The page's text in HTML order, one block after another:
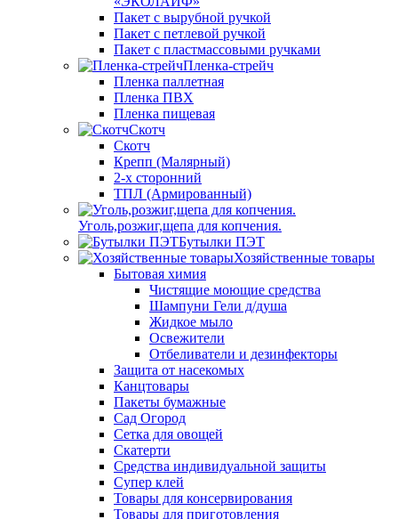
Пакет с вырубной ручкой
Пакет с петлевой ручкой
Пакет с пластмассовыми ручками
Пленка-стрейч
Пленка паллетная
Пленка ПВХ
Пленка пищевая
Скотч
Скотч
Крепп (Малярный)
2-х сторонний
ТПЛ (Армированный)
Уголь,розжиг,щепа для копчения.
Бутылки ПЭТ
Хозяйственные товары
Бытовая химия
Чистящие моющие средства
Шампуни Гели д/душа
Жидкое мыло
Освежители
Отбеливатели и дезинфекторы
Защита от насекомых
Канцтовары
Пакеты бумажные
Сад Огород
Сетка для овощей
Скатерти
Средства индивидуальной защиты
Супер клей
Товары для консервирования
Товары для приготовления